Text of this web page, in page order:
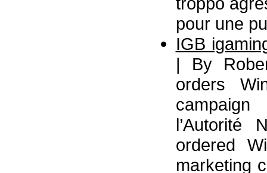
pour une
IGB
| By
orders
l’Autorité
ordered
marketing